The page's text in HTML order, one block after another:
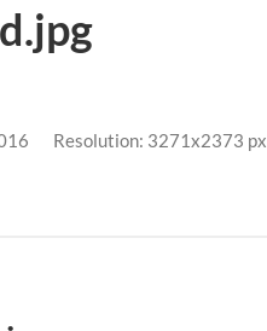
Resolution: 3271x2373 px